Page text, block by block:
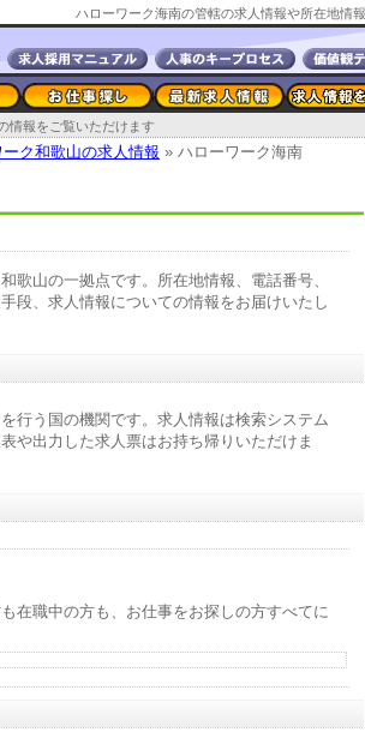
情報をご覧いただけます
ク和歌山の求人情報 » ハローワーク海南
歌山の一拠点です。所在地情報、電話番号、
段、求人情報についての情報をお届けいたし
行う国の機関です。求人情報は検索システム
や出力した求人票はお持ち帰りいただけま
在職中の方も、お仕事をお探しの方すべてに